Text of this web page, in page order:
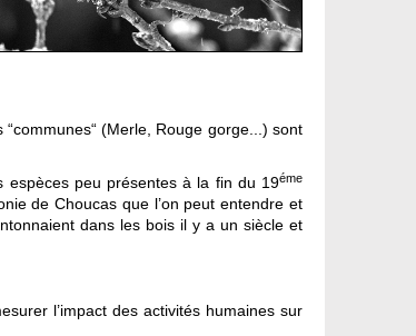
(Merle, Rouge gorge...) sont
espèces peu présentes à la fin du 19éme
de Choucas que l’on peut entendre et
dans les bois il y a un siècle et
l’impact des activités humaines sur